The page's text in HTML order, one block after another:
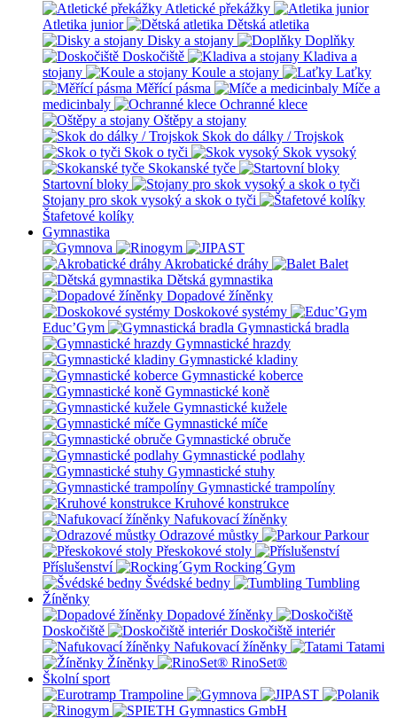
Atletické překážky
Atletika junior
Dětská atletika
Disky a stojany
Doplňky
Doskočiště
Kladiva a
stojany
Koule a stojany
Laťky
Měřící pásma
Míče a
medicinbaly
Ochranné klece
Oštěpy a stojany
Skok do dálky / Trojskok
Skok o tyči
Skok vysoký
Skokanské tyče
Startovní bloky
Stojany pro skok vysoký a skok o tyči
Štafetové kolíky
Gymnastika
Akrobatické dráhy
Balet
Dětská gymnastika
Dopadové žíněnky
Doskokové systémy
Educ’Gym
Gymnastická bradla
Gymnastické hrazdy
Gymnastické kladiny
Gymnastické koberce
Gymnastické koně
Gymnastické kužele
Gymnastické míče
Gymnastické obruče
Gymnastické podlahy
Gymnastické stuhy
Gymnastické trampolíny
Kruhové konstrukce
Nafukovací žíněnky
Odrazové můstky
Parkour
Přeskokové stoly
Příslušenství
Rocking´Gym
Švédské bedny
Tumbling
Žíněnky
Dopadové žíněnky
Doskočiště
Doskočiště interiér
Nafukovací žíněnky
Tatami
Žíněnky
RinoSet®
Školní sport